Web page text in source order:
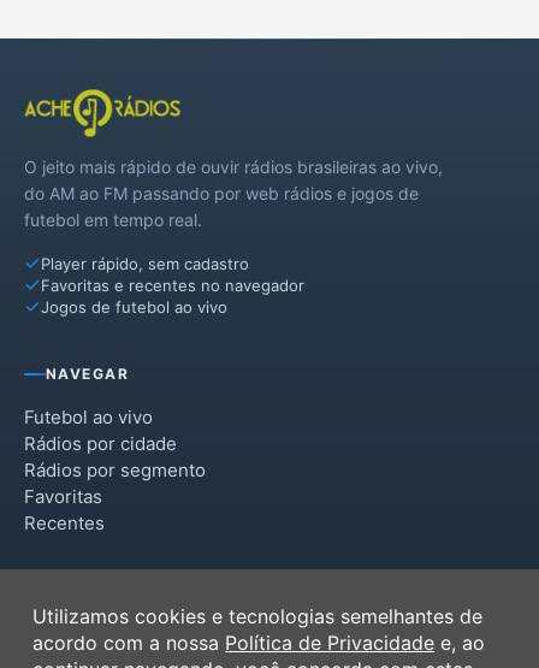
Flor do Sertão
Formosa do Sul
Guatambu
Iraceminha
Irati
Jardinópolis
Maravilha
Nova Erechim
Nova Itaberaba
Palmitos
Pinhalzinho
O jeito mais rápido de ouvir rádios brasileiras ao vivo,
do AM ao FM passando por web rádios e jogos de
futebol em tempo real.
Player rápido, sem cadastro
Favoritas e recentes no navegador
Jogos de futebol ao vivo
NAVEGAR
Futebol ao vivo
Rádios por cidade
Rádios por segmento
Favoritas
Recentes
Termos de Uso
Política de Privacidade
Utilizamos cookies e tecnologias semelhantes de
acordo com a nossa Política de Privacidade e, ao